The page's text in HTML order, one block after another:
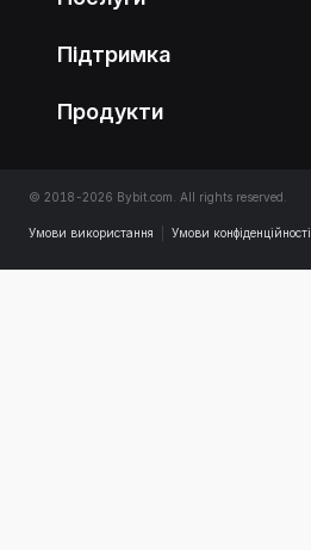
Підтримка
Продукти
© 2018-2026 Bybit.com. All rights reserved.
Умови використання Умови конфіденційності